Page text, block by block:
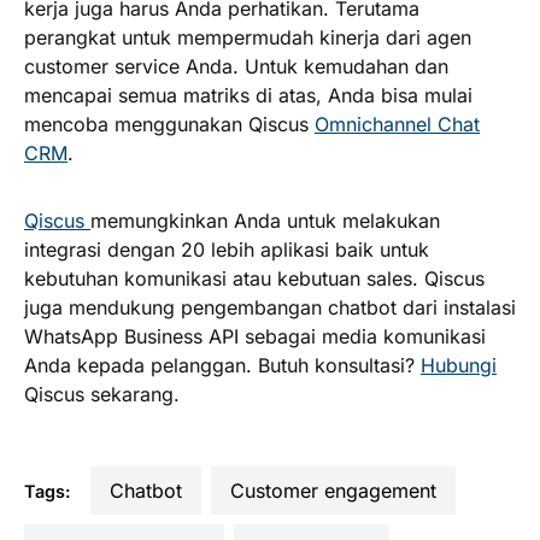
kerja juga harus Anda perhatikan. Terutama
perangkat untuk mempermudah kinerja dari agen
customer service Anda. Untuk kemudahan dan
mencapai semua matriks di atas, Anda bisa mulai
mencoba menggunakan Qiscus Omnichannel Chat
CRM.
Qiscus memungkinkan Anda untuk melakukan
integrasi dengan 20 lebih aplikasi baik untuk
kebutuhan komunikasi atau kebutuan sales. Qiscus
juga mendukung pengembangan chatbot dari instalasi
WhatsApp Business API sebagai media komunikasi
Anda kepada pelanggan. Butuh konsultasi? Hubungi
Qiscus sekarang.
Tags: Chatbot customer engagement